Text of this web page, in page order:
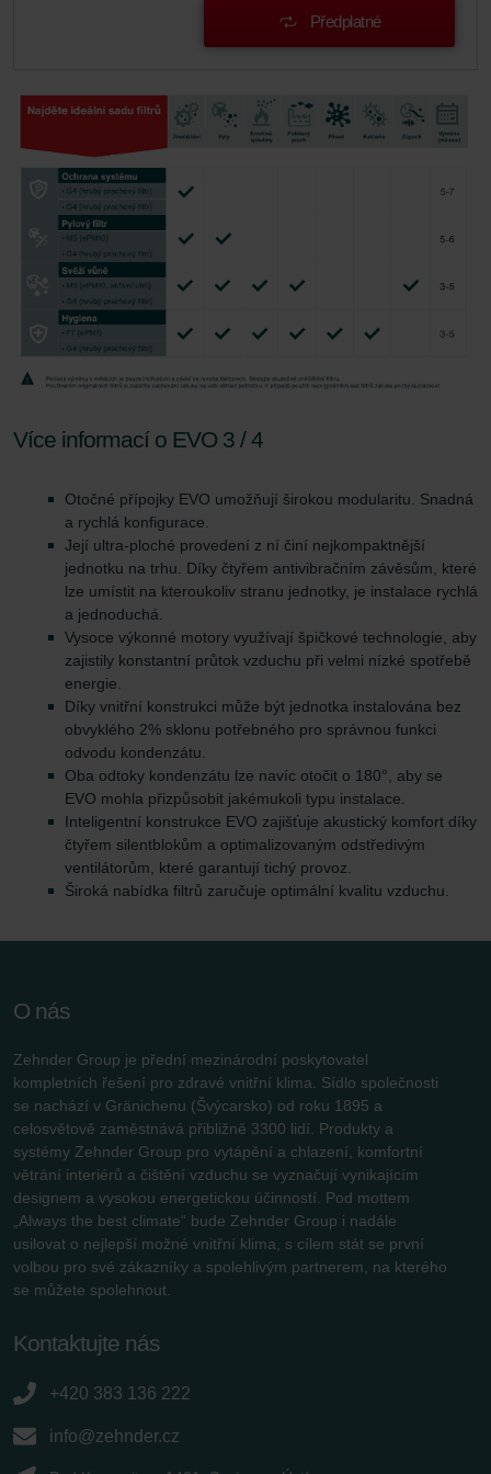
Zehnder Group UK Limited: Privacy PolicyPředplatné
Více informací o EVO 3 / 4
Otočné přípojky EVO umožňují širokou modularitu. Snadná
a rychlá konfigurace.
Její ultra-ploché provedení z ní činí nejkompaktnější
jednotku na trhu. Díky čtyřem antivibračním závěsům, které
lze umístit na kteroukoliv stranu jednotky, je instalace rychlá
a jednoduchá.
Vysoce výkonné motory využívají špičkové technologie, aby
zajistily konstantní průtok vzduchu při velmi nízké spotřebě
energie.
Díky vnitřní konstrukci může být jednotka instalována bez
obvyklého 2% sklonu potřebného pro správnou funkci
odvodu kondenzátu.
Oba odtoky kondenzátu lze navíc otočit o 180°, aby se
EVO mohla přizpůsobit jakémukoli typu instalace.
Inteligentní konstrukce EVO zajišťuje akustický komfort díky
čtyřem silentblokům a optimalizovaným odstředivým
ventilátorům, které garantují tichý provoz.
Široká nabídka filtrů zaručuje optimální kvalitu vzduchu.
O nás
Zehnder Group je přední mezinárodní poskytovatel
kompletních řešení pro zdravé vnitřní klima. Sídlo společnosti
se nachází v Gränichenu (Švýcarsko) od roku 1895 a
celosvětově zaměstnává přibližně 3300 lidí. Produkty a
systémy Zehnder Group pro vytápění a chlazení, komfortní
větrání interiérů a čištění vzduchu se vyznačují vynikajícím
designem a vysokou energetickou účinností. Pod mottem
„Always the best climate“ bude Zehnder Group i nadále
usilovat o nejlepší možné vnitřní klima, s cílem stát se první
volbou pro své zákazníky a spolehlivým partnerem, na kterého
se můžete spolehnout.
Kontaktujte nás
+420 383 136 222
info@zehnder.cz